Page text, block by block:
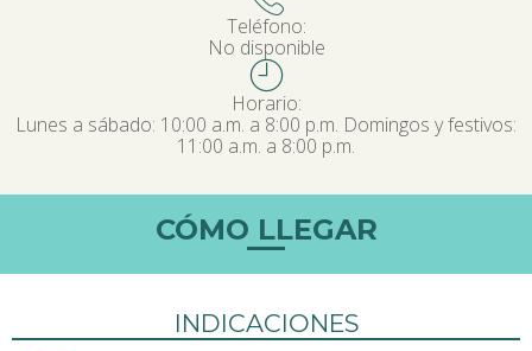
Teléfono:
No disponible
Horario:
Lunes a sábado: 10:00 a.m. a 8:00 p.m. Domingos y festivos:
11:00 a.m. a 8:00 p.m.
CÓMO LLEGAR
INDICACIONES